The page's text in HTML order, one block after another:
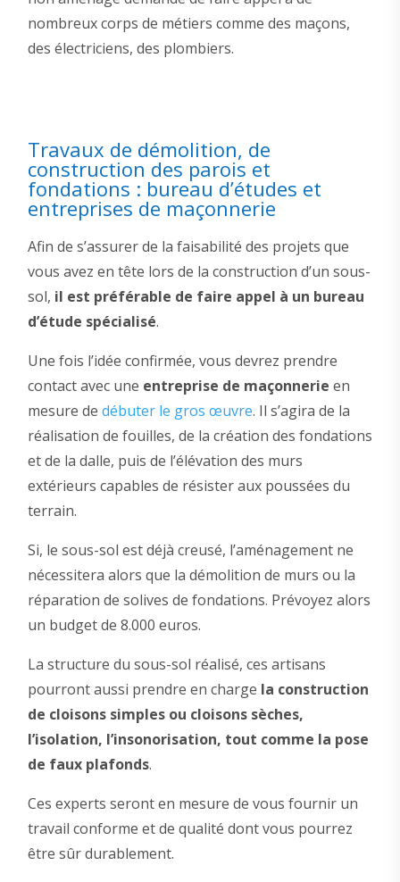
nombreux corps de métiers comme des maçons,
des électriciens, des plombiers.
Travaux de démolition, de
construction des parois et
fondations : bureau d’études et
entreprises de maçonnerie
Afin de s’assurer de la faisabilité des projets que
vous avez en tête lors de la construction d’un sous-
sol, il est préférable de faire appel à un bureau
d’étude spécialisé.
Une fois l’idée confirmée, vous devrez prendre
contact avec une entreprise de maçonnerie en
mesure de débuter le gros œuvre. Il s’agira de la
réalisation de fouilles, de la création des fondations
et de la dalle, puis de l’élévation des murs
extérieurs capables de résister aux poussées du
terrain.
Si, le sous-sol est déjà creusé, l’aménagement ne
nécessitera alors que la démolition de murs ou la
réparation de solives de fondations. Prévoyez alors
un budget de 8.000 euros.
La structure du sous-sol réalisé, ces artisans
pourront aussi prendre en charge la construction
de cloisons simples ou cloisons sèches,
l’isolation, l’insonorisation, tout comme la pose
de faux plafonds.
Ces experts seront en mesure de vous fournir un
travail conforme et de qualité dont vous pourrez
être sûr durablement.